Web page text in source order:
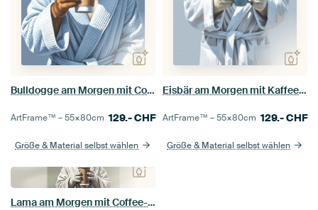
Bulldogge am Morgen mit Coffee-to-go
ArtFrame™ –55×80cm 129.-CHF
Größe & Material selbst wählen
Eisbär am Morgen mit Kaffeetasse
ArtFrame™ –55×80cm 129.-CHF
Größe & Material selbst wählen
Lama am Morgen mit Coffee-to-go